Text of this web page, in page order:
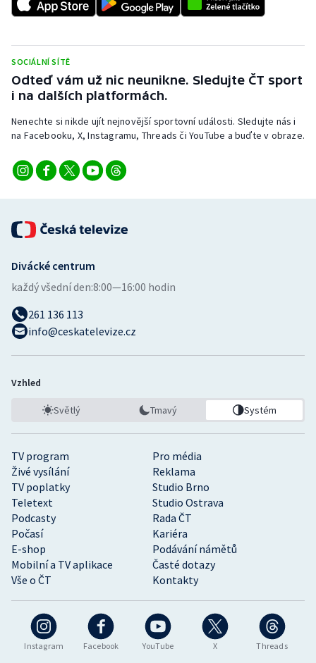
Sportovní střelba
Stolní tenis
Triatlon
Vodní slalom
Volejbal
SOCIÁLNÍ SÍTĚ
Odteď vám už nic neunikne. Sledujte ČT sport
i na dalších platformách.
Nenechte si nikde ujít nejnovější sportovní události. Sledujte nás i
na Facebooku, X, Instagramu, Threads či YouTube a buďte v obraze.
Instagram Facebook YouTube X Threads
TV program
Pro média
Živé vysílání
Reklama
TV poplatky
Studio Brno
Teletext
Studio Ostrava
Podcasty
Rada ČT
Počasí
Kariéra
E-shop
Podávání námětů
Mobilní a TV aplikace
Časté dotazy
Vše o ČT
Kontakty
Divácké centrum
každý všední den:8:00—16:00 hodin
261 136 113
info@ceskatelevize.cz
Vzhled
Světlý Tmavý Systém